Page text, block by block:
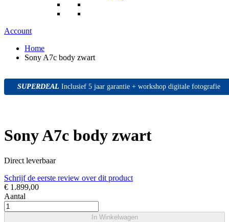
Account
Home
Sony A7c body zwart
SUPERDEAL
SUPERDEAL
SUPERDEAL Inclusief 5 jaar garantie + workshop digitale fotografie
Sony A7c body zwart
Direct leverbaar
Schrijf de eerste review over dit product
€ 1.899,00
Aantal
In Winkelwagen